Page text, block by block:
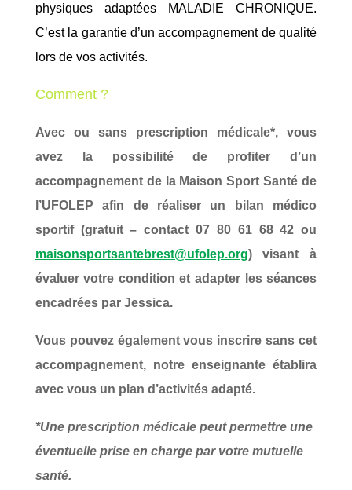
physiques adaptées MALADIE CHRONIQUE.
C’est la garantie d’un accompagnement de qualité
lors de vos activités.
Comment ?
Avec ou sans prescription médicale*, vous
avez la possibilité de profiter d’un
accompagnement de la Maison Sport Santé de
l’UFOLEP afin de réaliser un bilan médico
sportif (gratuit – contact 07 80 61 68 42 ou
maisonsportsantebrest@ufolep.org) visant à
évaluer votre condition et adapter les séances
encadrées par Jessica.
Vous pouvez également vous inscrire sans cet
accompagnement, notre enseignante établira
avec vous un plan d’activités adapté.
*Une prescription médicale peut permettre une
éventuelle prise en charge par votre mutuelle
santé.